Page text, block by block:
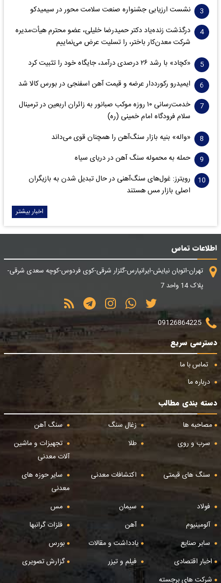
نشست ارزیابی جشنواره صنعت سلامت‌ محور در سیمیدکو
درگذشت زنده‌یاد دکتر حمیدرضا خلیلی، عضو محترم هیأت‌مدیره
شرکت معدن‌کار باختر، را تسلیت عرض می‌نماییم
«کچاد» با رشد ۲۶ درصدی درآمد، جایگاه خود را تثبیت کرد
ایمیدرو رکورددار عرضه و قیمت آهن اسفنجی در بورس کالا شد
خدمت‌رسانی ۱۰ روزه موکب صبانور به زائران اربعین در ترمینال
سلام فرودگاه امام خمینی (ره)
«واله» بنیه بازار سنگ‌آهن را همچنان قوی می‌داند
حمله به محموله سنگ آهن در دریای سیاه
رویترز: غول‌های سنگ‌آهنی‌ در حال تبدیل شدن به بازیگران
اصلی بازار مس هستند
اخبار بیشتر
اطلاعات تماس
تهران-اتوبان نیایش-ایرانپارس-گلزار شرقی-کوی فردوس-کوچه سعدی شرقی-
پلاک 14 واحد 7
09126864225
دسترسی سریع
تماس با ما
درباره ما
دسته بندی مطالب
مصاحبه ها
زغال سنگ
سنگ آهن
سرب و روی
طلا
تجهیزات و ماشین
آلات معدنی
سنگ های قیمتی
اکتشافات معدنی
سایر حوزه های
معدنی
فولاد
سیمان
مس
آلومینیوم
آهن
فلزات گرانبها
سایر صنایع
یادداشت و مقالات
بورس
اخبار اقتصادی
فیلم و تیزر
گزارش تصویری
شرکت های برجسته